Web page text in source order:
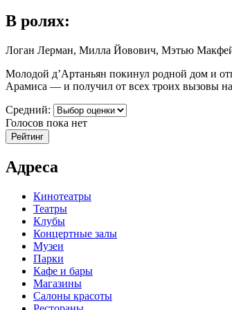
В ролях:
Логан Лерман, Милла Йовович, Мэтью
Молодой д’Артаньян покинул родной дом и
Арамиса — и получил от всех троих вызовы
Средний:
Голосов пока нет
Адреса
Кинотеатры
Театры
Клубы
Концертные залы
Музеи
Парки
Кафе и бары
Магазины
Салоны красоты